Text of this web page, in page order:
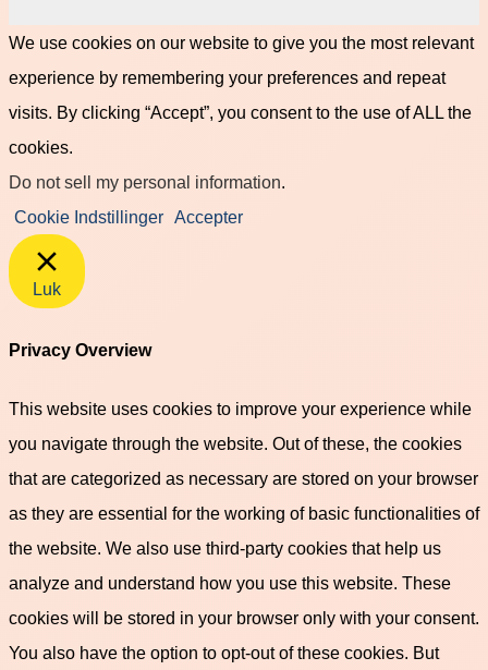
We use cookies on our website to give you the most relevant
experience by remembering your preferences and repeat
visits. By clicking “Accept”, you consent to the use of ALL the
cookies.
Do not sell my personal information.
Cookie Indstillinger Accepter
Luk
Privacy Overview
This website uses cookies to improve your experience while
you navigate through the website. Out of these, the cookies
that are categorized as necessary are stored on your browser
as they are essential for the working of basic functionalities of
the website. We also use third-party cookies that help us
analyze and understand how you use this website. These
cookies will be stored in your browser only with your consent.
You also have the option to opt-out of these cookies. But